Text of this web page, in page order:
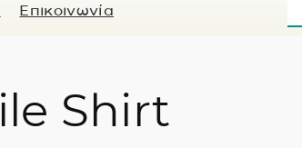
Γνήσιο δέρμα
Επικοινωνία
Shirt